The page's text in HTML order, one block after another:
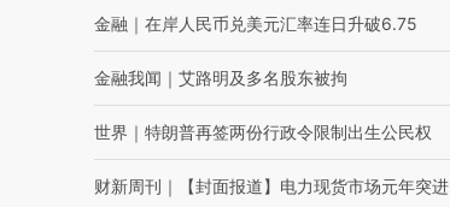
金融 ｜ 在岸人民币兑美元汇率连日升破6.75
金融我闻 ｜ 艾路明及多名股东被拘
世界 ｜ 特朗普再签两份行政令限制出生公民权
财新周刊 ｜ 【封面报道】电力现货市场元年突进